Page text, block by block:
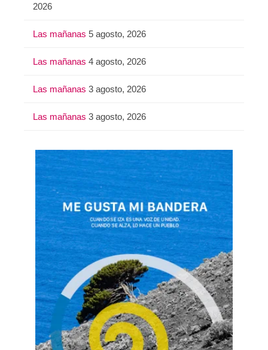
2026
Las mañanas 5 agosto, 2026
Las mañanas 4 agosto, 2026
Las mañanas 3 agosto, 2026
Las mañanas 3 agosto, 2026